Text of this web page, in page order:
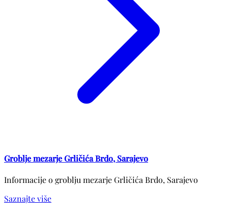
Groblje mezarje Grličića Brdo, Sarajevo
Informacije o groblju mezarje Grličića Brdo, Sarajevo
Saznajte više